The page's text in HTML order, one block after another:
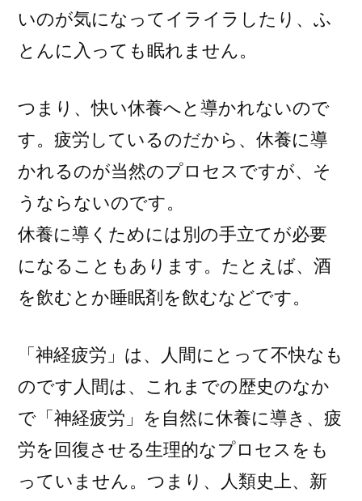
いのが気になってイライラしたり、ふ
とんに入っても眠れません。
つまり、快い休養へと導かれないので
す。疲労しているのだから、休養に導
かれるのが当然のプロセスですが、そ
うならないのです。
休養に導くためには別の手立てが必要
になることもあります。たとえば、酒
を飲むとか睡眠剤を飲むなどです。
「神経疲労」は、人間にとって不快なも
のです人間は、これまでの歴史のなか
で「神経疲労」を自然に休養に導き、疲
労を回復させる生理的なプロセスをも
っていません。つまり、人類史上、新